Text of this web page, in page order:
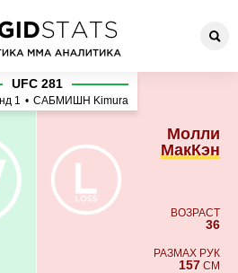
- Молли
UFC 281
1 • САБМИШН Kimura
Молли
МакКэн
ВОЗРАСТ
36
РАЗМАХ РУК
157 СМ